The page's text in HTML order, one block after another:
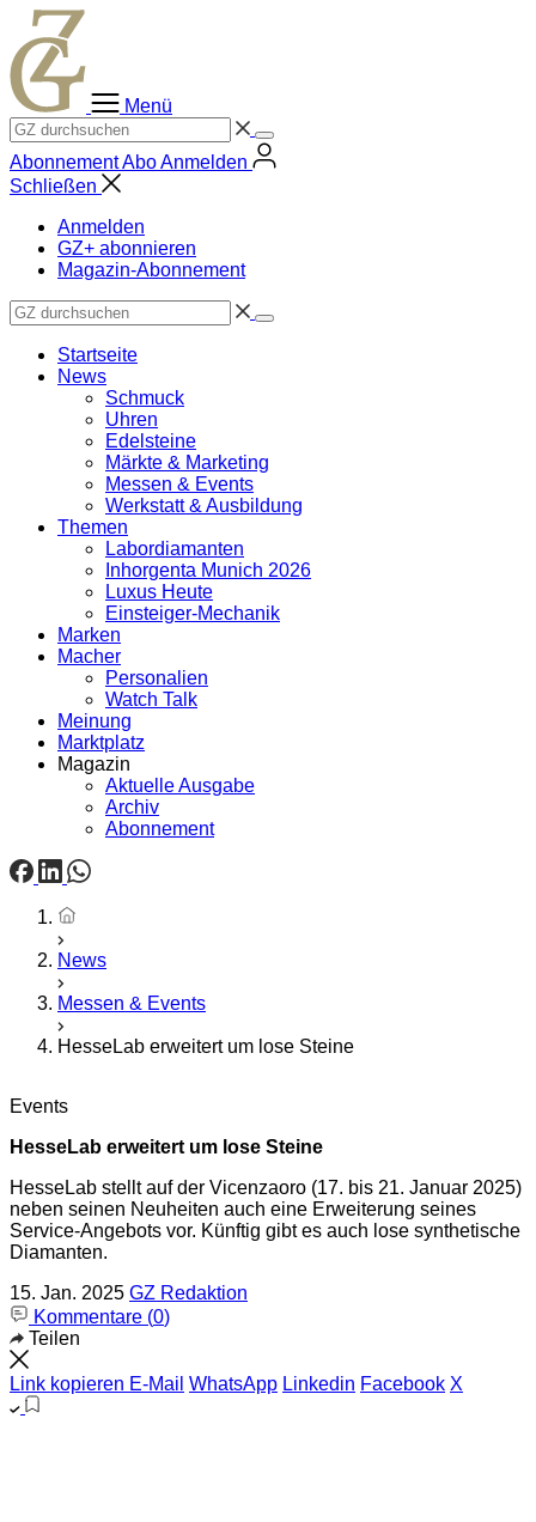
Zum
Inhalt
springen
Menü
AbonnementAboAnmelden
Schließen
Anmelden
GZ+ abonnieren
Magazin-Abonnement
Startseite
News
Schmuck
Uhren
Edelsteine
Märkte & Marketing
Messen & Events
Werkstatt & Ausbildung
Themen
Labordiamanten
Inhorgenta Munich 2026
Luxus Heute
Einsteiger-Mechanik
Marken
Macher
Personalien
Watch Talk
Meinung
Marktplatz
Magazin
Aktuelle Ausgabe
Archiv
Abonnement
Startseite
News
Messen & Events
HesseLab erweitert um lose Steine
Events
HesseLab erweitert um lose Steine
HesseLab stellt auf der Vicenzaoro (17. bis 21. Januar 2025)
neben seinen Neuheiten auch eine Erweiterung seines
Service-Angebots vor. Künftig gibt es auch lose synthetische
Diamanten.
15. Jan. 2025 GZ Redaktion
Kommentare (0)
Teilen
Link kopieren E-Mail WhatsApp Linkedin Facebook X